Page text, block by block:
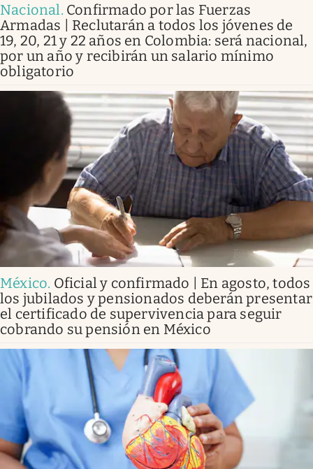
Nacional. Confirmado por las Fuerzas
Armadas | Reclutarán a todos los jóvenes de
19, 20, 21 y 22 años en Colombia: será nacional,
por un año y recibirán un salario mínimo
obligatorio
México. Oficial y confirmado | En agosto, todos
los jubilados y pensionados deberán presentar
el certificado de supervivencia para seguir
cobrando su pensión en México